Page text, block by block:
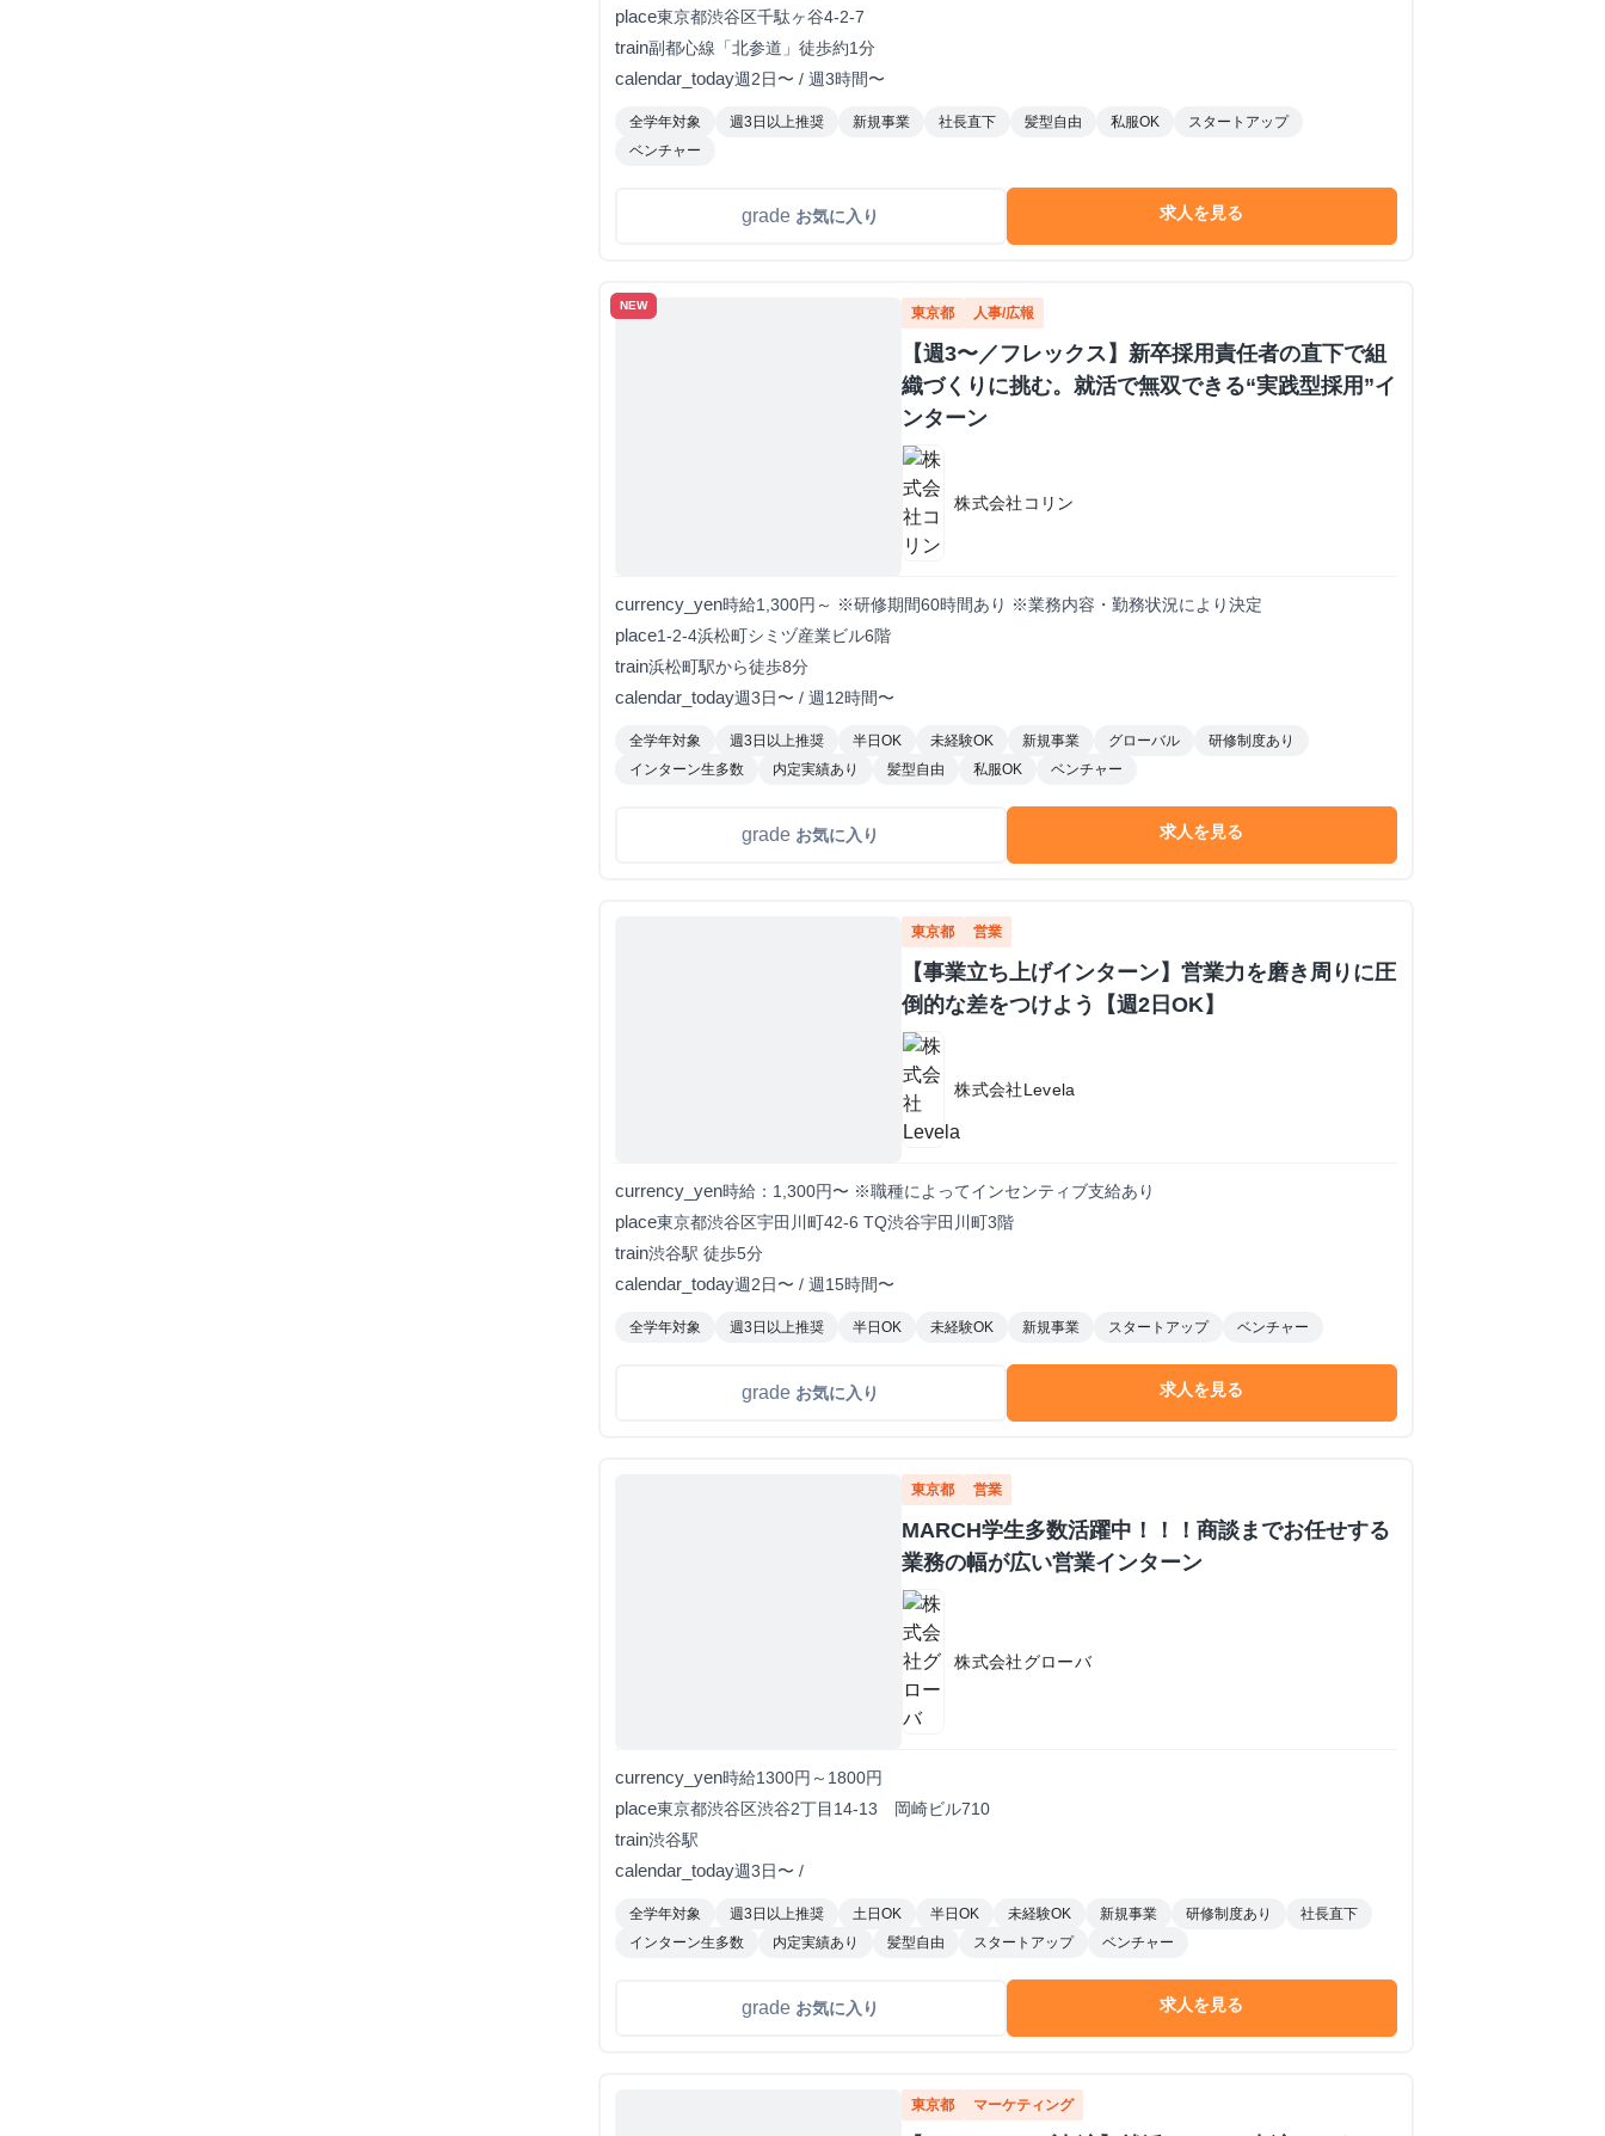
place東京都渋谷区千駄ヶ谷4-2-7
train副都心線「北参道」徒歩約1分
calendar_today週2日〜 / 週3時間〜
全学年対象 週3日以上推奨 新規事業 社長直下 髪型自由 私服OK
スタートアップ
ベンチャー
grade お気に入り 求人を見る
NEW 東京都 人事/広報
【週3〜／フレックス】新卒採用責任者の直下で組
織づくりに挑む。就活で無双できる“実践型採用”イ
ンターン
株式会社コリン
currency_yen時給1,300円～ ※研修期間60時間あり ※業務内容・勤務状況により決定
place1-2-4浜松町シミヅ産業ビル6階
train浜松町駅から徒歩8分
calendar_today週3日〜 / 週12時間〜
全学年対象 週3日以上推奨 半日OK 未経験OK 新規事業 グローバル
研修制度あり
インターン生多数
内定実績あり 髪型自由 私服OK ベンチャー
grade お気に入り 求人を見る
東京都 営業
【事業立ち上げインターン】営業力を磨き周りに圧
倒的な差をつけよう【週2日OK】
株式会社Levela
currency_yen時給：1,300円〜 ※職種によってインセンティブ支給あり
place東京都渋谷区宇田川町42-6 TQ渋谷宇田川町3階
train渋谷駅 徒歩5分
calendar_today週2日〜 / 週15時間〜
全学年対象 週3日以上推奨 半日OK 未経験OK 新規事業 スタートアップ ベンチャー
grade お気に入り 求人を見る
東京都 営業
MARCH学生多数活躍中！！！商談までお任せする
業務の幅が広い営業インターン
株式会社グローバ
currency_yen時給1300円～1800円
place東京都渋谷区渋谷2丁目14-13 岡崎ビル710
train渋谷駅
calendar_today週3日〜 /
全学年対象 週3日以上推奨 土日OK 半日OK 未経験OK 新規事業 研修制度あり
社長直下
インターン生多数
内定実績あり 髪型自由 スタートアップ ベンチャー
grade お気に入り 求人を見る
東京都 マーケティング